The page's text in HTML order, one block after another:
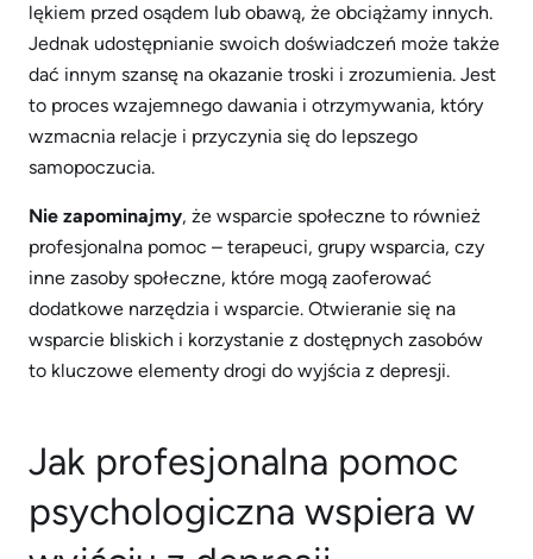
lękiem przed osądem lub obawą, że obciążamy innych.
Jednak udostępnianie swoich doświadczeń może także
dać innym szansę na okazanie troski i zrozumienia. Jest
to proces wzajemnego dawania i otrzymywania, który
wzmacnia relacje i przyczynia się do lepszego
samopoczucia.
Nie zapominajmy, że wsparcie społeczne to również
profesjonalna pomoc – terapeuci, grupy wsparcia, czy
inne zasoby społeczne, które mogą zaoferować
dodatkowe narzędzia i wsparcie. Otwieranie się na
wsparcie bliskich i korzystanie z dostępnych zasobów
to kluczowe elementy drogi do wyjścia z depresji.
Jak profesjonalna pomoc
psychologiczna wspiera w